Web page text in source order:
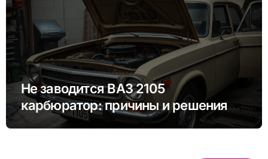
Не заводится ВАЗ 2105
карбюратор: причины и решения
проблемы